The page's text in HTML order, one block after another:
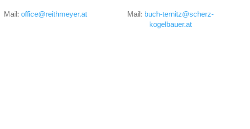
Mail: office@reithmeyer.at Mail: buch-ternitz@scherz-
kogelbauer.at